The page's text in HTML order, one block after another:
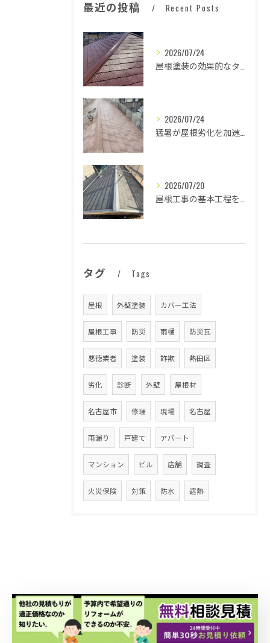
最近の投稿 Recent Posts
2026/07/24
2026/07/24
2026/07/20
タグ Tags
屋根 外壁塗装 カバー工法
屋根工事 防災 雨樋 防災瓦
悪徳業者 塗装 詐欺 熱田区
劣化 診断 外壁 屋根材
名古屋市 修理 現場 名古屋
雨漏り 戸建て アパート
マンション ビル 店舗 調査
火災保険 対策 防水 遮熱